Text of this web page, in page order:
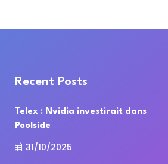
Recent Posts
Telex : Nvidia investirait dans
Poolside
31/10/2025